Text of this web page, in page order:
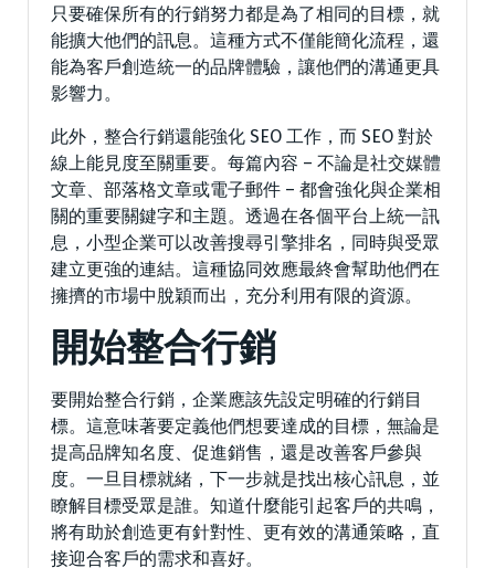
只要確保所有的行銷努力都是為了相同的目標，就
能擴大他們的訊息。這種方式不僅能簡化流程，還
能為客戶創造統一的品牌體驗，讓他們的溝通更具
影響力。
此外，整合行銷還能強化 SEO 工作，而 SEO 對於
線上能見度至關重要。每篇內容 – 不論是社交媒體
文章、部落格文章或電子郵件 – 都會強化與企業相
關的重要關鍵字和主題。透過在各個平台上統一訊
息，小型企業可以改善搜尋引擎排名，同時與受眾
建立更強的連結。這種協同效應最終會幫助他們在
擁擠的市場中脫穎而出，充分利用有限的資源。
開始整合行銷
要開始整合行銷，企業應該先設定明確的行銷目
標。這意味著要定義他們想要達成的目標，無論是
提高品牌知名度、促進銷售，還是改善客戶參與
度。一旦目標就緒，下一步就是找出核心訊息，並
瞭解目標受眾是誰。知道什麼能引起客戶的共鳴，
將有助於創造更有針對性、更有效的溝通策略，直
接迎合客戶的需求和喜好。